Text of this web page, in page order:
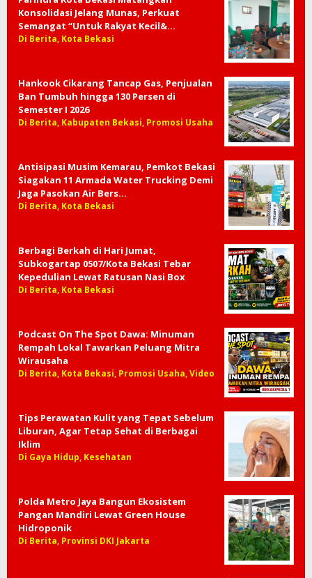
Konsolidasi Jelang Munas, Perkuat
Semangat “Untuk Rakyat Kecil&…
Di Berita, Kota Bekasi
Hankook Cikarang Tancap Gas, Penjualan
Ban Tumbuh hingga 130 Persen di
Semester I 2026
Di Berita, Kabupaten Bekasi, Promosi Usaha
Antisipasi Musim Kemarau, Pemkot Bekasi
Siagakan 11 Armada Water Trucking Demi
Jaga Pasokan Air Bers…
Di Berita, Kota Bekasi
Berbagi Berkah di Hari Jumat,
Subkogartap 0507/Kota Bekasi Tebar
Kepedulian Lewat Ratusan Nasi Box
Di Berita, Kota Bekasi
Podcast On The Spot Dawa: Minuman
Rempah Lokal Tawarkan Peluang Mitra
Wirausaha
Di Berita, Kota Bekasi, Promosi Usaha, Video
Tips Perawatan Kulit yang Tepat Sebelum
Liburan, Agar Tetap Sehat di Berbagai
Iklim
Di Gaya Hidup, Kesehatan
Polda Metro Jaya Bangun Ekosistem
Pangan Mandiri Lewat Green House
Hidroponik
Di Berita, Provinsi DKI Jakarta